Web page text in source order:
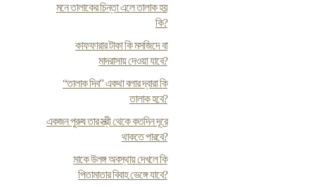
মনে তালাকের চিন্তা এলে তালাক হয়
কি?
কাফফারার টাকা কি মসজিদে বা
মাদরাসায় দেওয়া যাবে?
“তালাক দিব” একথা বলার দ্বারা কি
তালাক হবে?
একজন পুরুষ তার স্ত্রী থেকে কতদিন দূরে
থাকতে পারবে?
মাকে উলঙ্গ অবস্থায় দেখলে কি
পিতামাতার বিবাহ ভেঙ্গে যাবে?